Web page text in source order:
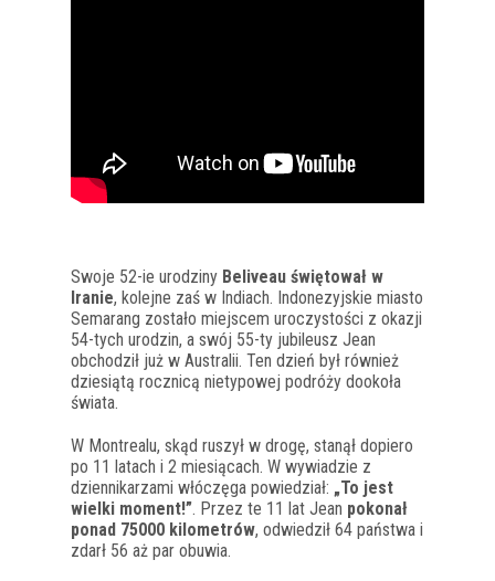
Swoje 52-ie urodziny Beliveau świętował w
Iranie, kolejne zaś w Indiach. Indonezyjskie miasto
Semarang zostało miejscem uroczystości z okazji
54-tych urodzin, a swój 55-ty jubileusz Jean
obchodził już w Australii. Ten dzień był również
dziesiątą rocznicą nietypowej podróży dookoła
świata.
W Montrealu, skąd ruszył w drogę, stanął dopiero
po 11 latach i 2 miesiącach. W wywiadzie z
dziennikarzami włóczęga powiedział: „To jest
wielki moment!”. Przez te 11 lat Jean pokonał
ponad 75000 kilometrów, odwiedził 64 państwa i
zdarł 56 aż par obuwia.